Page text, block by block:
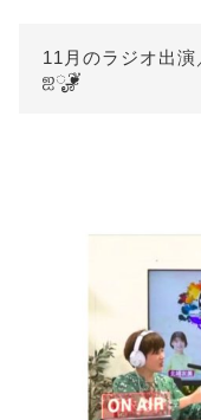
11月のラジオ出演
ஐೄ❦